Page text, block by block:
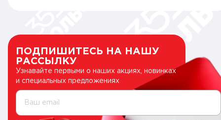
ПОДПИШИТЕСЬ НА НАШУ
РАССЫЛКУ
Узнавайте первыми о наших акциях, новинках
и специальных предложениях
Ваш email